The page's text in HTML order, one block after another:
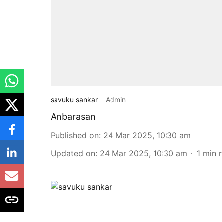
savuku sankar Admin
Anbarasan
Published on: 24 Mar 2025, 10:30 am
Updated on: 24 Mar 2025, 10:30 am 1 min